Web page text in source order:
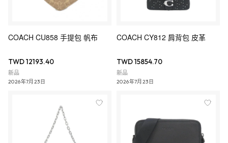
COACH CU858 手提包 帆布
TWD 12193.40
新品
2026年7月23日
COACH CY812 肩背包 皮革
TWD 15854.70
新品
2026年7月23日